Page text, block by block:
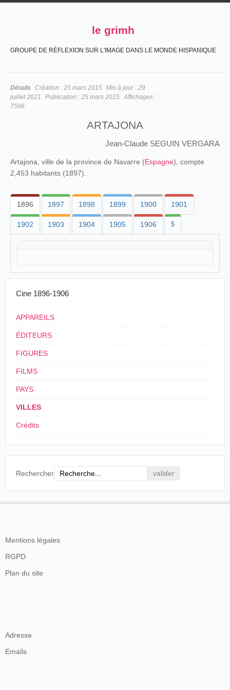
le grimh
GROUPE DE RÉFLEXION SUR L'IMAGE DANS LE MONDE HISPANIQUE
Détails Création : 25 mars 2015 Mis à jour : 29
juillet 2021
Publication : 25 mars 2015 Affichages :
7596
ARTAJONA
Jean-Claude SEGUIN VERGARA
Artajona, ville de la province de Navarre (Espagne), compte
2,453 habitants (1897).
1896 1897 1898 1899 1900 1901
1902 1903 1904 1905 1906 $
Cine 1896-1906
APPAREILS
ÉDITEURS
FIGURES
FILMS
PAYS
VILLES
Crédits
Rechercher
Mentions légales
RGPD
Plan du site
Adresse
Emails